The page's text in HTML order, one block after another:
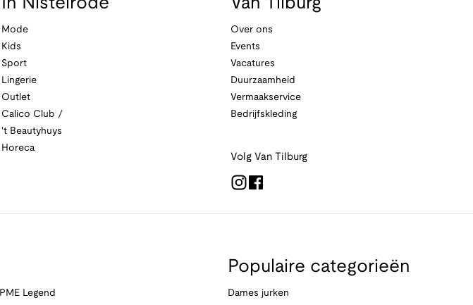
In Nistelrode
Mode
Kids
Sport
Lingerie
Outlet
Calico Club /
't Beautyhuys
Horeca
Van Tilburg
Over ons
Events
Vacatures
Duurzaamheid
Vermaakservice
Bedrijfskleding
Volg Van Tilburg
PME Legend
Populaire categorieën
Dames jurken